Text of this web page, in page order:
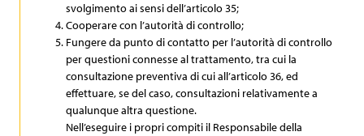
svolgimento ai sensi dell’articolo 35;
Cooperare con l’autorità di controllo;
Fungere da punto di contatto per l’autorità di controllo
per questioni connesse al trattamento, tra cui la
consultazione preventiva di cui all’articolo 36, ed
effettuare, se del caso, consultazioni relativamente a
qualunque altra questione.
Nell’eseguire i propri compiti il Responsabile della